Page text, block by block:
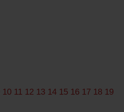
10 11 12 13 14 15 16 17 18 19